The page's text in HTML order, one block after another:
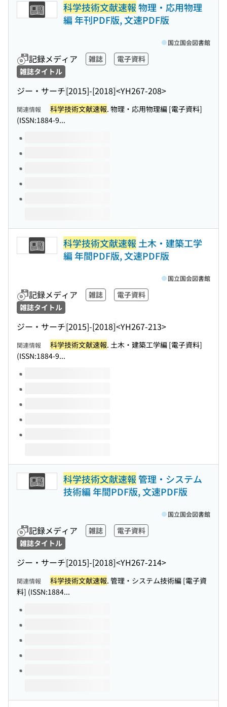
科学技術文献速報物理・応用物理
編 年刊PDF版, 文速PDF版
記録メディア 雑誌
電子資料
雑誌タイトル
ジー・サーチ[2015]-[2018]<YH267-208>
国立国会図書館
関連情報 科学技術文献速報. 物理・応用物理編 [電子資料]
(ISSN:1884-9...
このタイトルの巻号
科学技術文献速報 土木・建築工学
編 年間PDF版, 文速PDF版
記録メディア 雑誌
電子資料
雑誌タイトル
ジー・サーチ[2015]-[2018]<YH267-213>
国立国会図書館
関連情報 科学技術文献速報. 土木・建築工学編 [電子資料]
(ISSN:1884-9...
このタイトルの巻号
科学技術文献速報管理・システム
技術編 年間PDF版, 文速PDF版
記録メディア 雑誌
電子資料
雑誌タイトル
ジー・サーチ[2015]-[2018]<YH267-214>
国立国会図書館
関連情報 科学技術文献速報. 管理・システム技術編 [電子資
料] (ISSN:1884...
このタイトルの巻号